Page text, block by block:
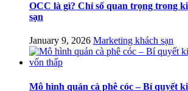
OCC là gì? Chỉ số quan trọng trong
sạn
January 9, 2026 Marketing khách sạn
Mô hình quán cà phê cóc – Bí quyết